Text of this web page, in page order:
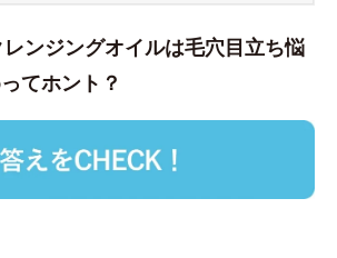
ンジングオイルは毛穴目立ち悩
てホント？